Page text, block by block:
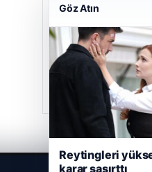
Cengiz Sigorta
23/06/2026
Göz Atın
Reytingleri
karar şaşırttı